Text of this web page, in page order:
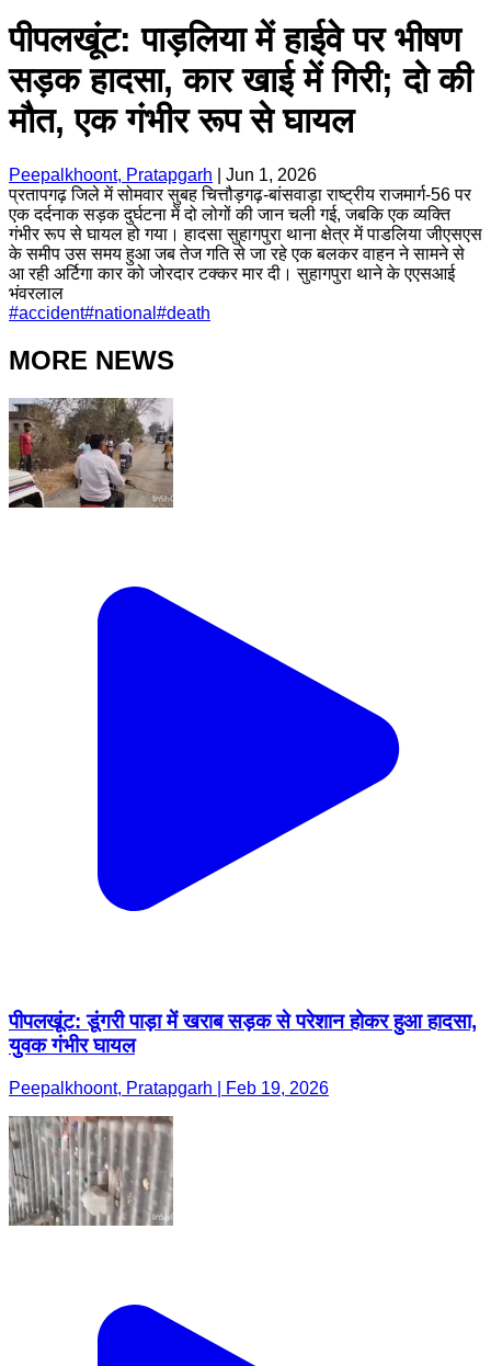
पीपलखूंट: पाड़लिया में हाईवे पर भीषण
सड़क हादसा, कार खाई में गिरी; दो की
मौत, एक गंभीर रूप से घायल
Peepalkhoont, Pratapgarh
Jun 1, 2026
प्रतापगढ़ जिले में सोमवार सुबह चित्तौड़गढ़-बांसवाड़ा राष्ट्रीय राजमार्ग-56 पर
एक दर्दनाक सड़क दुर्घटना में दो लोगों की जान चली गई, जबकि एक व्यक्ति
गंभीर रूप से घायल हो गया। हादसा सुहागपुरा थाना क्षेत्र में पाडलिया जीएसएस
के समीप उस समय हुआ जब तेज गति से जा रहे एक बलकर वाहन ने सामने से
आ रही अर्टिगा कार को जोरदार टक्कर मार दी। सुहागपुरा थाने के एएसआई
भंवरलाल
#accident#national #death
MORE NEWS
पीपलखूंट: डूंगरी पाड़ा में खराब सड़क से परेशान होकर हुआ हादसा,
युवक गंभीर घायल
Peepalkhoont, Pratapgarh | Feb 19, 2026